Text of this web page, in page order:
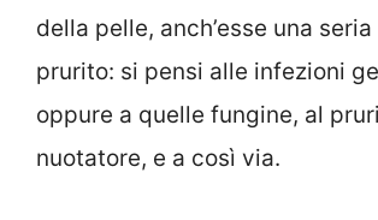
della pelle, anch’esse una
prurito: si pensi alle infezioni
oppure a quelle fungine, al
nuotatore, e a così via.